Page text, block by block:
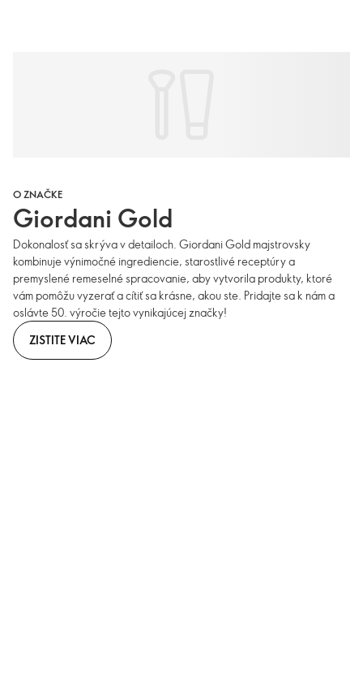
O ZNAČKE
Giordani Gold
Dokonalosť sa skrýva v detailoch. Giordani Gold majstrovsky
kombinuje výnimočné ingrediencie, starostlivé receptúry a
premyslené remeselné spracovanie, aby vytvorila produkty, ktoré
vám pomôžu vyzerať a cítiť sa krásne, akou ste. Pridajte sa k nám a
oslávte 50. výročie tejto vynikajúcej značky!
ZISTITE VIAC